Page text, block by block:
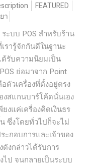
FEATURED
า
ะบบ POS สำหรับร้าน
รารู้จักกันดีในฐานะ
รับความนิยมเป็น
ย่อมาจาก Point
ตัวเครื่องที่ตั้งอยู่ตรง
สแกนบาร์โค้ดนั่นเอง
ยงแค่เครื่องคิดเงินธร
ซึ่งโดยทั่วไปก็จะไม่
กอบการและเจ้าของ
ดังกล่าวได้รับการ
ป จนกลายเป็นระบบ